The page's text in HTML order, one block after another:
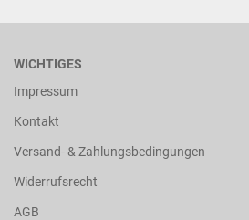
WICHTIGES
Impressum
Kontakt
Versand- & Zahlungsbedingungen
Widerrufsrecht
AGB